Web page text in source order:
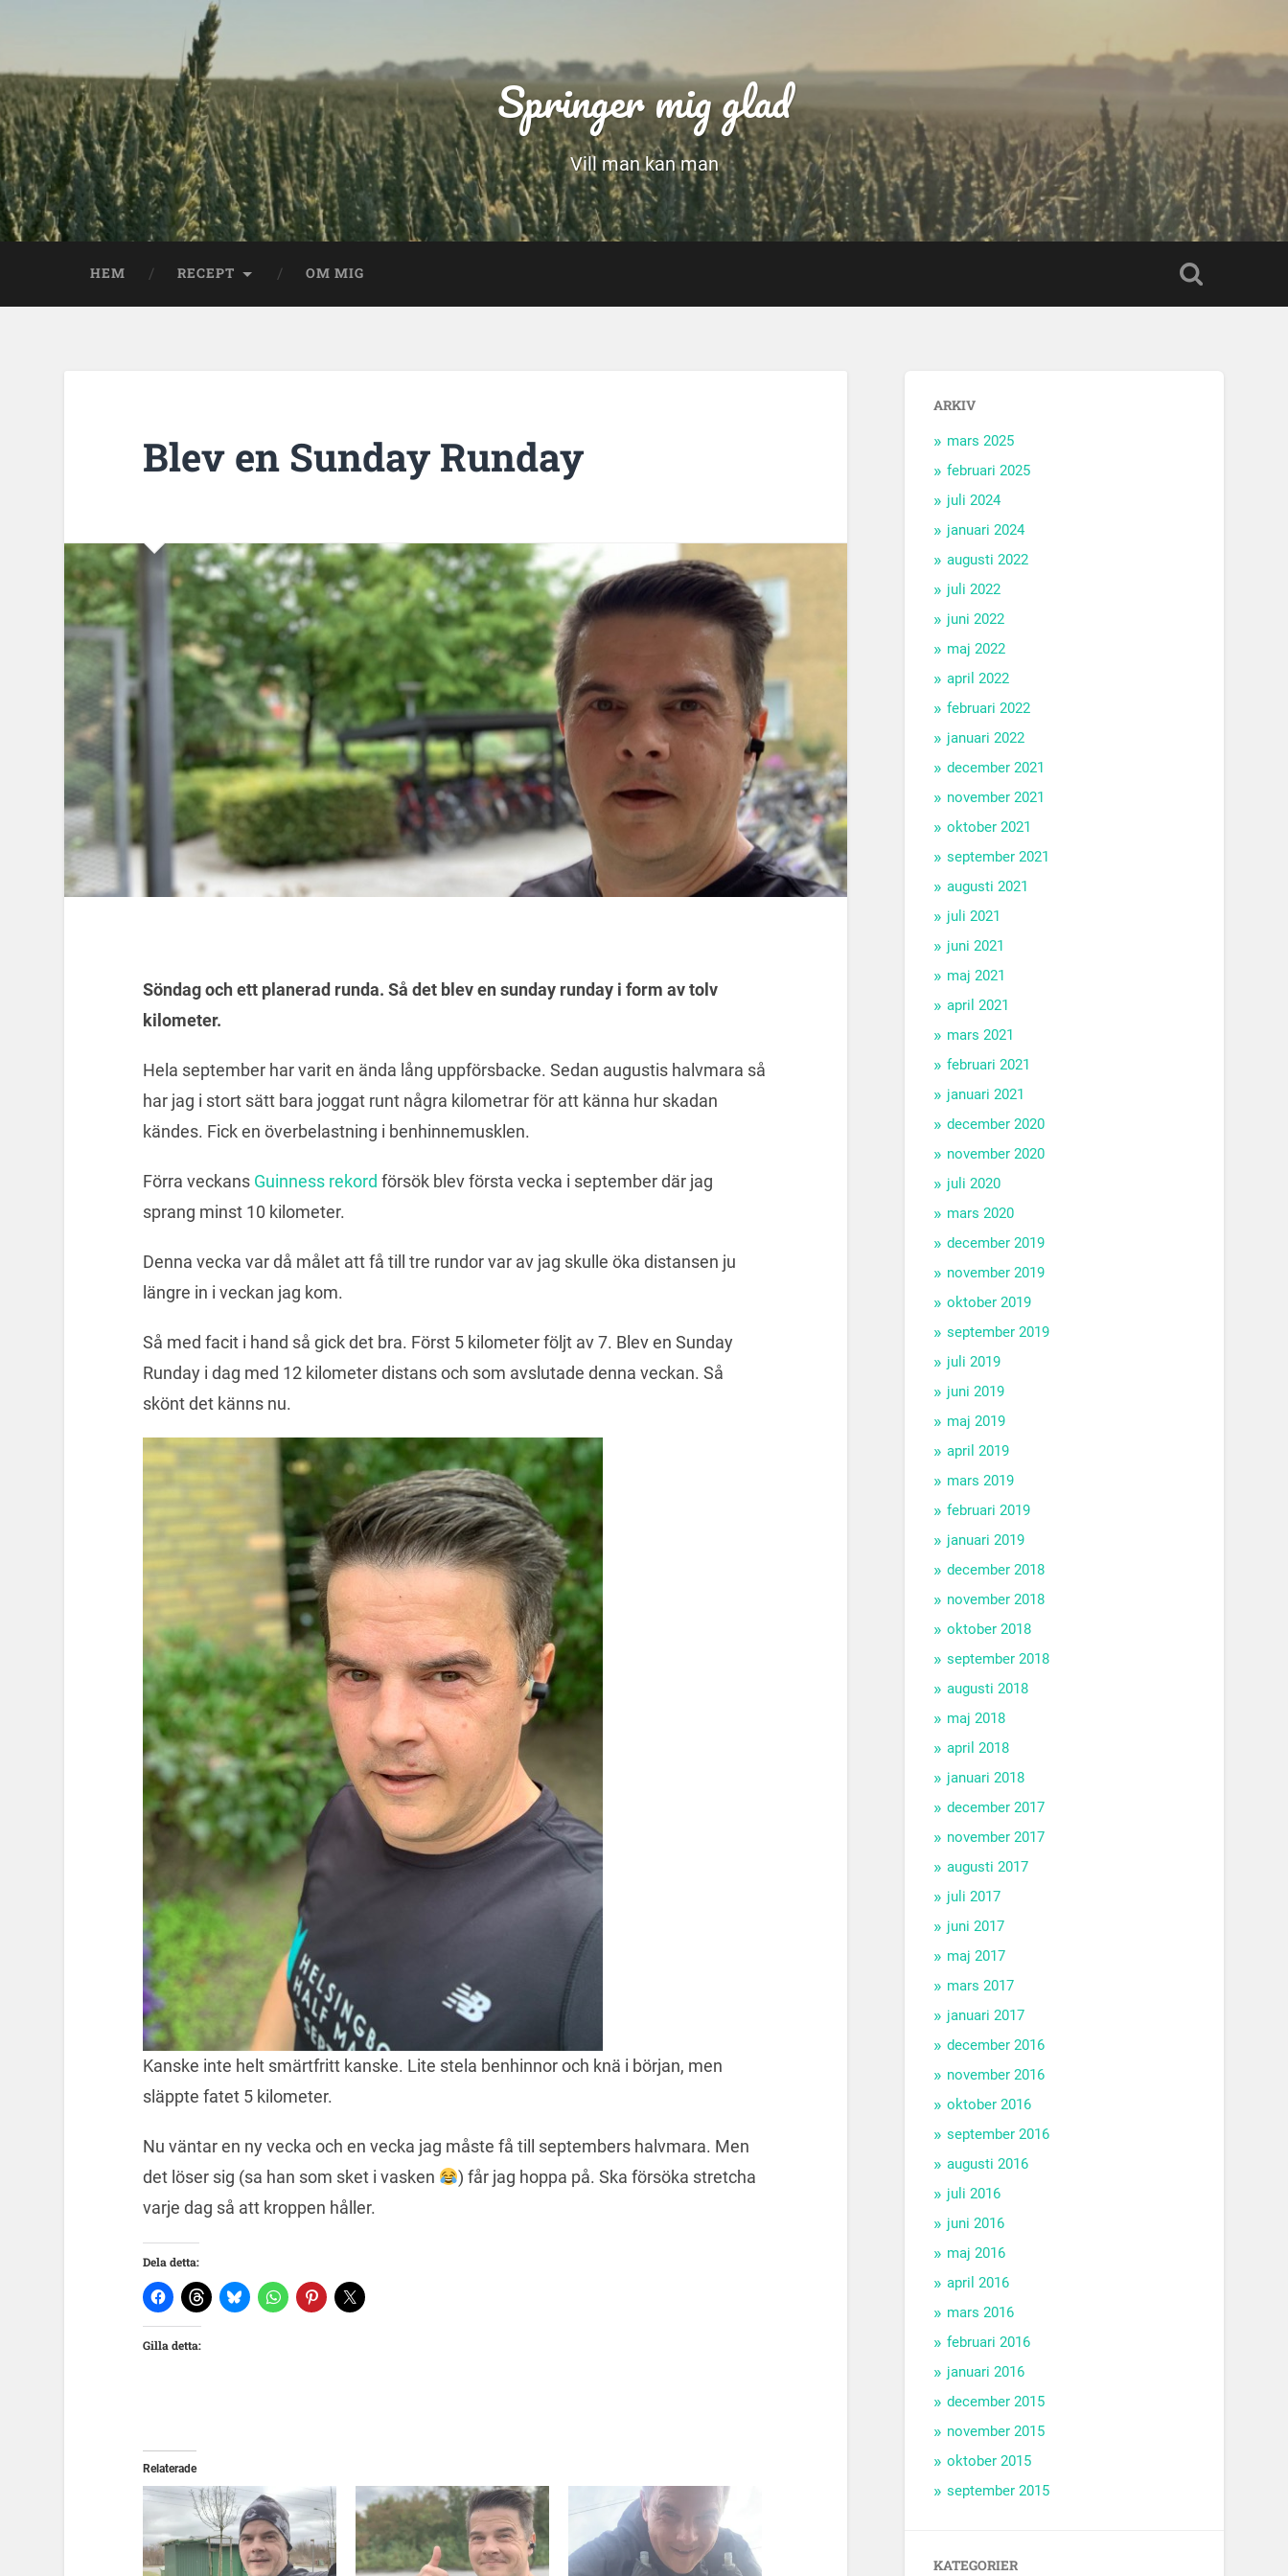
Springer mig glad
Vill man kan man
HEM RECEPT OM MIG
Blev en Sunday Runday
Söndag och ett planerad runda. Så det blev en sunday runday i form av tolv
kilometer.
Hela september har varit en ända lång uppförsbacke. Sedan augustis halvmara så
har jag i stort sätt bara joggat runt några kilometrar för att känna hur skadan
kändes. Fick en överbelastning i benhinnemusklen.
Förra veckans Guinness rekord försök blev första vecka i september där jag
sprang minst 10 kilometer.
Denna vecka var då målet att få till tre rundor var av jag skulle öka distansen ju
längre in i veckan jag kom.
Så med facit i hand så gick det bra. Först 5 kilometer följt av 7. Blev en Sunday
Runday i dag med 12 kilometer distans och som avslutade denna veckan. Så
skönt det känns nu.
Kanske inte helt smärtfritt kanske. Lite stela benhinnor och knä i början, men
släppte fatet 5 kilometer.
Nu väntar en ny vecka och en vecka jag måste få till septembers halvmara. Men
det löser sig (sa han som sket i vasken
) får jag hoppa på. Ska försöka stretcha
varje dag så att kroppen håller.
Dela detta:
Gilla detta:
Relaterade
ARKIV
mars 2025
februari 2025
juli 2024
januari 2024
augusti 2022
juli 2022
juni 2022
maj 2022
april 2022
februari 2022
januari 2022
december 2021
november 2021
oktober 2021
september 2021
augusti 2021
juli 2021
juni 2021
maj 2021
april 2021
mars 2021
februari 2021
januari 2021
december 2020
november 2020
juli 2020
mars 2020
december 2019
november 2019
oktober 2019
september 2019
juli 2019
juni 2019
maj 2019
april 2019
mars 2019
februari 2019
januari 2019
december 2018
november 2018
oktober 2018
september 2018
augusti 2018
maj 2018
april 2018
januari 2018
december 2017
november 2017
augusti 2017
juli 2017
juni 2017
maj 2017
mars 2017
januari 2017
december 2016
november 2016
oktober 2016
september 2016
augusti 2016
juli 2016
juni 2016
maj 2016
april 2016
mars 2016
februari 2016
januari 2016
december 2015
november 2015
oktober 2015
september 2015
KATEGORIER